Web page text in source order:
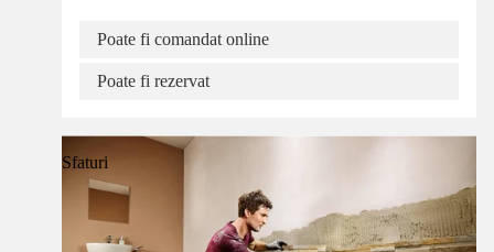
Poate fi comandat online
Poate fi rezervat
Sfaturi